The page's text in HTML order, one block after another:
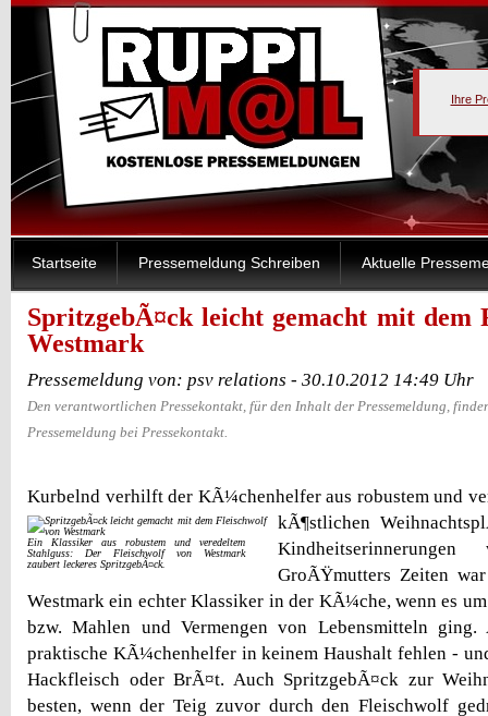
Ihre
Startseite Pressemeldung Schreiben Aktuelle
SpritzgebÃ¤ck leicht gemacht mit dem
Westmark
Pressemeldung von: psv relations - 30.10.2012 14:49 Uhr
Den verantwortlichen Pressekontakt, für den Inhalt der Pressemeldung,
Pressemeldung bei Pressekontakt.
Kurbelnd verhilft der KÃ¼chenhelfer aus robustem und
kÃ¶stlichen
Ein Klassiker aus robustem und veredeltem
Stahlguss: Der Fleischwolf von Westmark
zaubert leckeres SpritzgebÃ¤ck.
GroÃŸmutters Zeiten
Westmark ein echter Klassiker in der KÃ¼che, wenn es
bzw. Mahlen und Vermengen von Lebensmitteln
praktische KÃ¼chenhelfer in keinem Haushalt fehlen -
Hackfleisch oder BrÃ¤t. Auch SpritzgebÃ¤ck zur
besten, wenn der Teig zuvor durch den Fleischwolf